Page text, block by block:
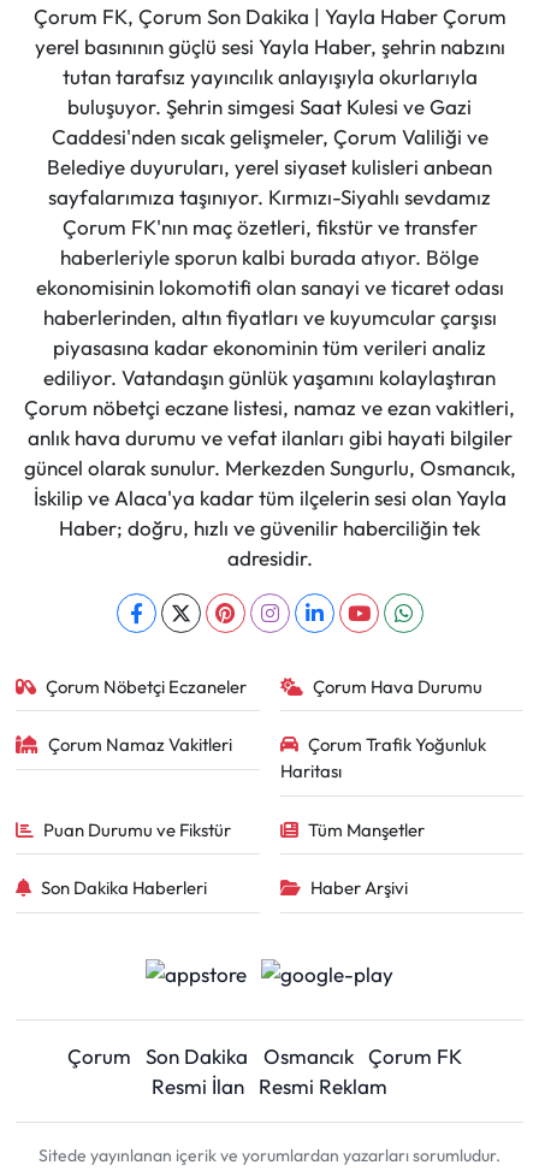
Çorum FK, Çorum Son Dakika | Yayla Haber Çorum
yerel basınının güçlü sesi Yayla Haber, şehrin nabzını
tutan tarafsız yayıncılık anlayışıyla okurlarıyla
buluşuyor. Şehrin simgesi Saat Kulesi ve Gazi
Caddesi'nden sıcak gelişmeler, Çorum Valiliği ve
Belediye duyuruları, yerel siyaset kulisleri anbean
sayfalarımıza taşınıyor. Kırmızı-Siyahlı sevdamız
Çorum FK'nın maç özetleri, fikstür ve transfer
haberleriyle sporun kalbi burada atıyor. Bölge
ekonomisinin lokomotifi olan sanayi ve ticaret odası
haberlerinden, altın fiyatları ve kuyumcular çarşısı
piyasasına kadar ekonominin tüm verileri analiz
ediliyor. Vatandaşın günlük yaşamını kolaylaştıran
Çorum nöbetçi eczane listesi, namaz ve ezan vakitleri,
anlık hava durumu ve vefat ilanları gibi hayati bilgiler
güncel olarak sunulur. Merkezden Sungurlu, Osmancık,
İskilip ve Alaca'ya kadar tüm ilçelerin sesi olan Yayla
Haber; doğru, hızlı ve güvenilir haberciliğin tek
adresidir.
Çorum Nöbetçi Eczaneler Çorum Hava Durumu
Çorum Namaz Vakitleri
Çorum Trafik Yoğunluk
Haritası
Puan Durumu ve Fikstür Tüm Manşetler
Son Dakika Haberleri Haber Arşivi
Çorum Son Dakika Osmancık Çorum FK
Resmi İlan
Resmi Reklam
Sitede yayınlanan içerik ve yorumlardan yazarları sorumludur.